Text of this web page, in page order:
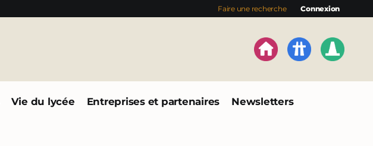
Faire une recherche Connexion
Vie du lycée Entreprises et partenaires Newsletters